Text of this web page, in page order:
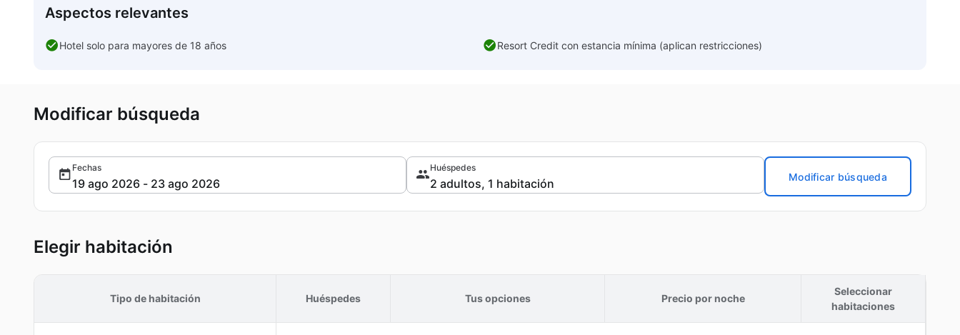
Aspectos relevantes
Hotel solo para mayores de 18 años Resort Credit con estancia mínima (aplican restricciones)
Modificar búsqueda
Fechas Huéspedes
Modificar búsqueda
Elegir habitación
Tipo de habitación Huéspedes Tus opciones Precio por noche
Seleccionar
habitaciones